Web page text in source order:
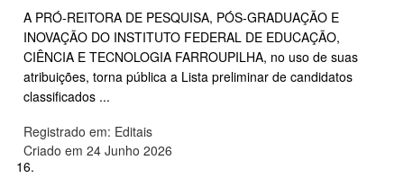
A PRÓ-REITORA DE PESQUISA, PÓS-GRADUAÇÃO E
INOVAÇÃO DO INSTITUTO FEDERAL DE EDUCAÇÃO,
CIÊNCIA E TECNOLOGIA FARROUPILHA, no uso de suas
atribuições, torna pública a Lista preliminar de candidatos
classificados ...
Registrado em: Editais
Criado em 24 Junho 2026
16.